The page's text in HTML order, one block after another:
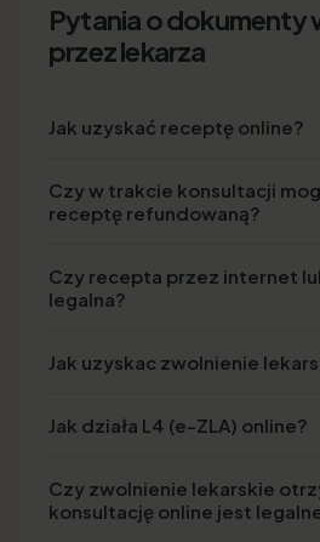
Pytania o dokumenty
przez lekarza
Jak uzyskać receptę online?
Czy w trakcie konsultacji
receptę refundowaną?
Czy recepta przez internet
legalna?
Jak uzyskac zwolnienie
Jak działa L4 (e-ZLA) online?
Czy zwolnienie lekarskie
konsultację online jest